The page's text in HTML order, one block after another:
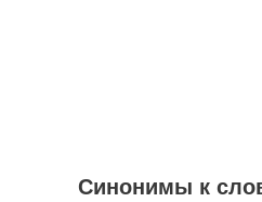
Синонимы к